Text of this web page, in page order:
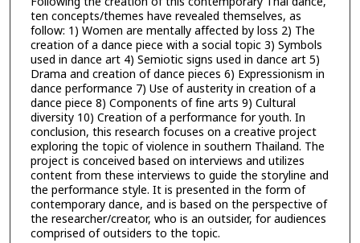
ten concepts/themes have revealed themselves, as
follow: 1) Women are mentally affected by loss 2) The
creation of a dance piece with a social topic 3) Symbols
used in dance art 4) Semiotic signs used in dance art 5)
Drama and creation of dance pieces 6) Expressionism in
dance performance 7) Use of austerity in creation of a
dance piece 8) Components of fine arts 9) Cultural
diversity 10) Creation of a performance for youth. In
conclusion, this research focuses on a creative project
exploring the topic of violence in southern Thailand. The
project is conceived based on interviews and utilizes
content from these interviews to guide the storyline and
the performance style. It is presented in the form of
contemporary dance, and is based on the perspective of
the researcher/creator, who is an outsider, for audiences
comprised of outsiders to the topic.